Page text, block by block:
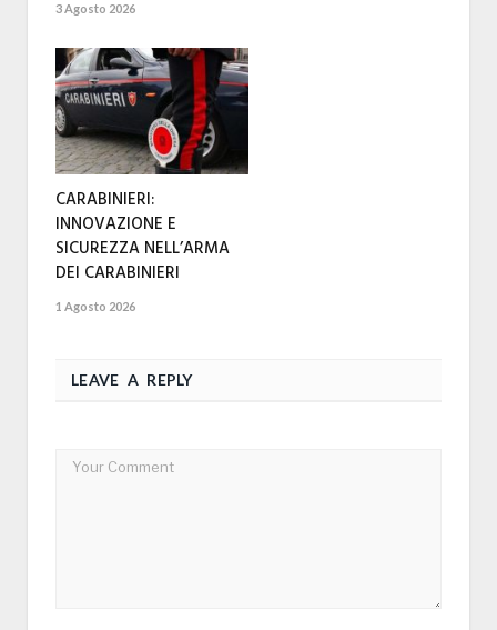
3 Agosto 2026
CARABINIERI:
INNOVAZIONE E
SICUREZZA NELL’ARMA
DEI CARABINIERI
1 Agosto 2026
LEAVE A REPLY